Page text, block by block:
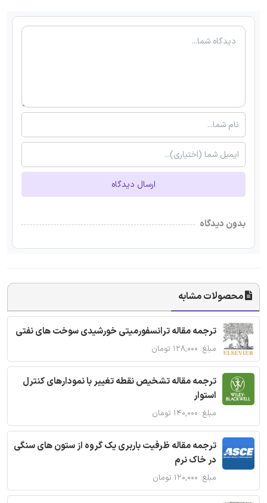
ارسال دیدگاه
بدون دیدگاه
محصولات مشابه
ترجمه مقاله ترانسفورمیتی خورشیدی سوخت های نفتی
مبلغ: ۱۲۸,۰۰۰ تومان
ترجمه مقاله تشخیص نقطه تغییر با نمودارهای کنترل
استوار
مبلغ: ۱۴۰,۰۰۰ تومان
ترجمه مقاله ظرفیت باربری یک گروه از ستون های سنگی
در خاک نرم
مبلغ: ۱۲۰,۰۰۰ تومان